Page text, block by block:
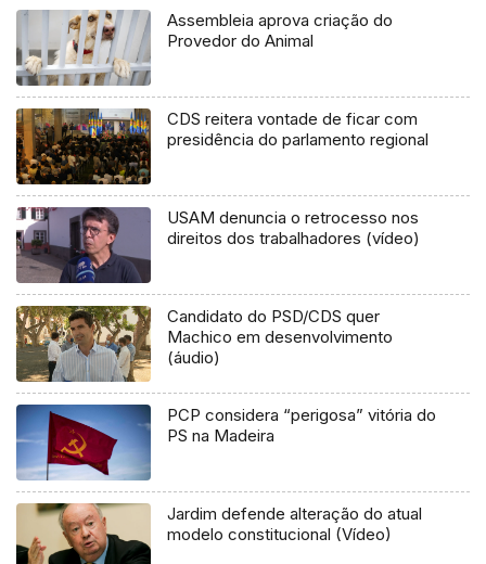
Assembleia aprova criação do
Provedor do Animal
CDS reitera vontade de ficar com
presidência do parlamento regional
USAM denuncia o retrocesso nos
direitos dos trabalhadores (vídeo)
Candidato do PSD/CDS quer
Machico em desenvolvimento
(áudio)
PCP considera “perigosa” vitória do
PS na Madeira
Jardim defende alteração do atual
modelo constitucional (Vídeo)